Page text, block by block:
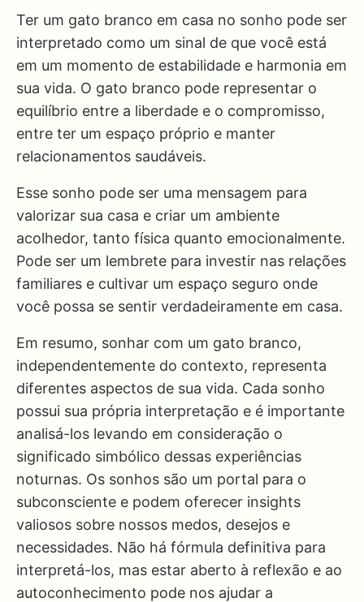
Ter um gato branco em casa no sonho pode ser
interpretado como um sinal de que você está
em um momento de estabilidade e harmonia em
sua vida. O gato branco pode representar o
equilíbrio entre a liberdade e o compromisso,
entre ter um espaço próprio e manter
relacionamentos saudáveis.
Esse sonho pode ser uma mensagem para
valorizar sua casa e criar um ambiente
acolhedor, tanto física quanto emocionalmente.
Pode ser um lembrete para investir nas relações
familiares e cultivar um espaço seguro onde
você possa se sentir verdadeiramente em casa.
Em resumo, sonhar com um gato branco,
independentemente do contexto, representa
diferentes aspectos de sua vida. Cada sonho
possui sua própria interpretação e é importante
analisá-los levando em consideração o
significado simbólico dessas experiências
noturnas. Os sonhos são um portal para o
subconsciente e podem oferecer insights
valiosos sobre nossos medos, desejos e
necessidades. Não há fórmula definitiva para
interpretá-los, mas estar aberto à reflexão e ao
autoconhecimento pode nos ajudar a